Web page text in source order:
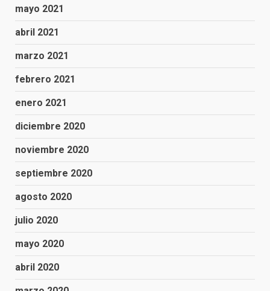
mayo 2021
abril 2021
marzo 2021
febrero 2021
enero 2021
diciembre 2020
noviembre 2020
septiembre 2020
agosto 2020
julio 2020
mayo 2020
abril 2020